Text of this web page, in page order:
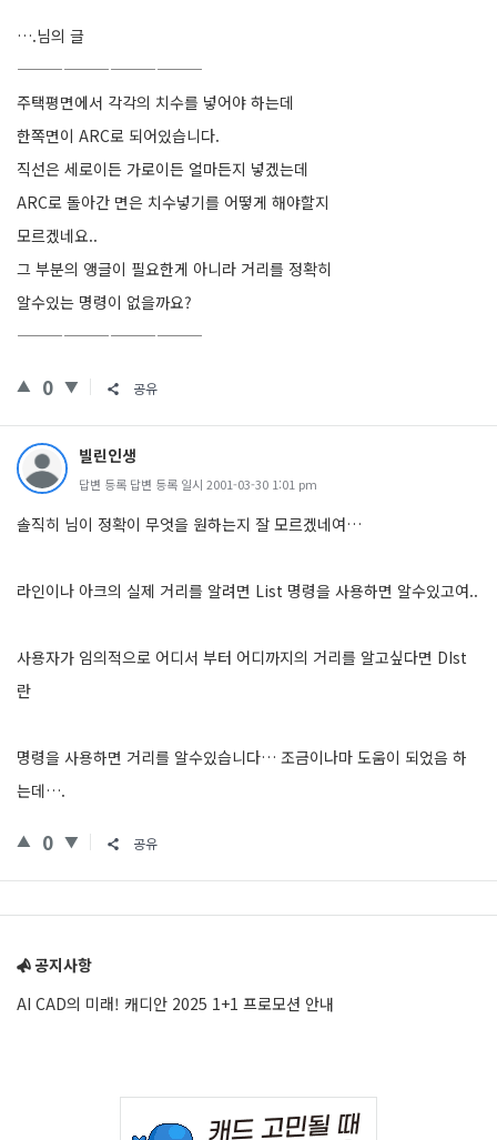
….님의 글
————————————
주택평면에서 각각의 치수를 넣어야 하는데
한쪽면이 ARC로 되어있습니다.
직선은 세로이든 가로이든 얼마든지 넣겠는데
ARC로 돌아간 면은 치수넣기를 어떻게 해야할지
모르겠네요..
그 부분의 앵글이 필요한게 아니라 거리를 정확히
알수있는 명령이 없을까요?
————————————
0 공유
빌린인생
답변 등록 답변 등록 일시 2001-03-30 1:01 pm
솔직히 님이 정확이 무엇을 원하는지 잘 모르겠네여…
라인이나 아크의 실제 거리를 알려면 List 명령을 사용하면 알수있고여..
사용자가 임의적으로 어디서 부터 어디까지의 거리를 알고싶다면 DIst
란
명령을 사용하면 거리를 알수있습니다… 조금이나마 도움이 되었음 하
는데….
0 공유
공지사항
AI CAD의 미래! 캐디안 2025 1+1 프로모션 안내